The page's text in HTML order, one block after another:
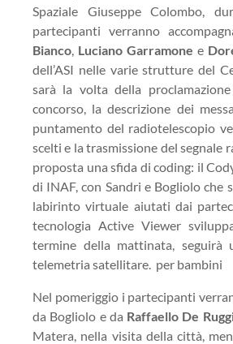
Spaziale Giuseppe Colombo,
partecipanti verranno
Bianco, Luciano Garramone e
dell’ASI nelle varie strutture del
sarà la volta della
concorso, la descrizione dei
puntamento del radiotelescopio
scelti e la trasmissione del segnale
proposta una sfida di coding: il
di INAF, con Sandri e Bogliolo che
labirinto virtuale aiutati dai
tecnologia Active Viewer
termine della mattinata, seguirà
telemetria satellitare. per bambini
Nel pomeriggio i partecipanti
da Bogliolo e da Raffaello De
Matera, nella visita della città,